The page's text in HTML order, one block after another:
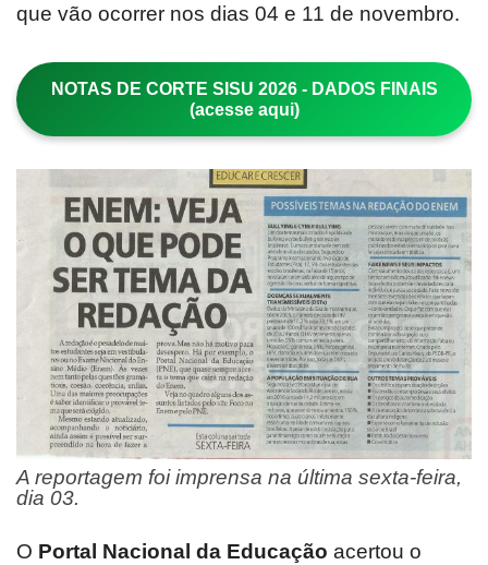
que vão ocorrer nos dias 04 e 11 de novembro.
NOTAS DE CORTE SISU 2026 - DADOS FINAIS
(acesse aqui)
A reportagem foi imprensa na última sexta-feira,
dia 03.
O Portal Nacional da Educação acertou o